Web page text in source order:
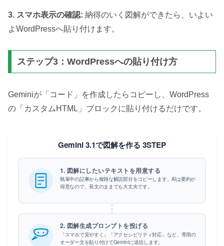
3. スマホ表示の確認: 納得のいく図解ができたら、いよい
よWordPressへ貼り付けます。
ステップ3：WordPressへの貼り付け方
Geminiが「コード」を作成したらコピーし、WordPress
の「カスタムHTML」ブロックに貼り付けるだけです。
Gemini 3.1で図解を作る 3STEP
1. 図解にしたいテキストを用意する
執筆中の記事から複雑な解説部分をコピーします。AIは要約が
得意なので、長文のままでも大丈夫です。
2. 図解生成プロンプトを投げる
「スマホで見やすく」「アクセシビリティ対応」など、専用の
オーダー文を貼り付けてGeminiに送信します。